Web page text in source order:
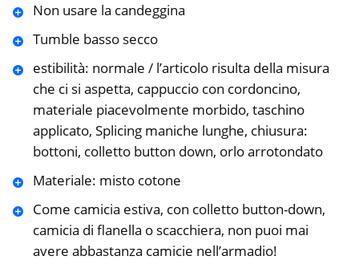
Non usare la candeggina
Tumble basso secco
estibilità: normale / l’articolo risulta della misura
che ci si aspetta, cappuccio con cordoncino,
materiale piacevolmente morbido, taschino
applicato, Splicing maniche lunghe, chiusura:
bottoni, colletto button down, orlo arrotondato
Materiale: misto cotone
Come camicia estiva, con colletto button-down,
camicia di flanella o scacchiera, non puoi mai
avere abbastanza camicie nell’armadio!